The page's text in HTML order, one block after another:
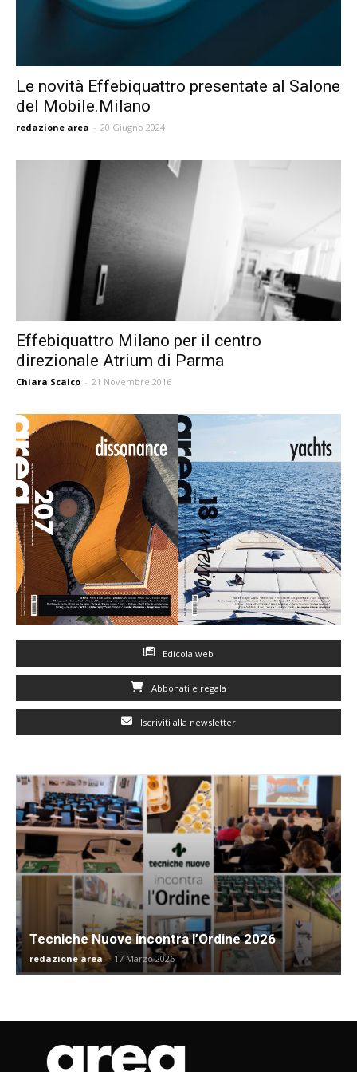
Le novità Effebiquattro presentate al Salone
del Mobile.Milano
redazione area - 20 Giugno 2024
Effebiquattro Milano per il centro
direzionale Atrium di Parma
Chiara Scalco - 21 Novembre 2016
Edicola web
Abbonati e regala
Iscriviti alla newsletter
Tecniche Nuove incontra l’Ordine 2026
redazione area - 17 Marzo 2026